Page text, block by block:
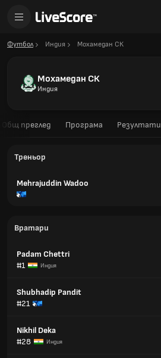
Футбол Индия Мохамедан СК
Мохамедан СК
Индия
Общ преглед Програма Резултати
Треньор
Mehrajuddin Wadoo
Вратари
Padam Chettri
#1
Индия
Shubhadip Pandit
#21
Nikhil Deka
#28
Индия